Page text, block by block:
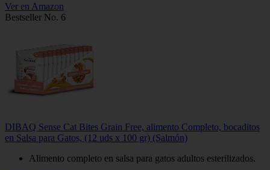
Ver en Amazon
Bestseller No. 6
DIBAQ Sense Cat Bites Grain Free, alimento Completo, bocaditos
en Salsa para Gatos, (12 uds x 100 gr) (Salmón)
Alimento completo en salsa para gatos adultos esterilizados.